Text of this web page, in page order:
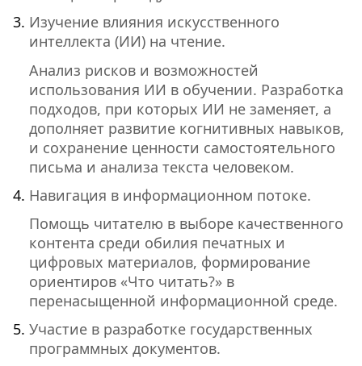
Изучение влияния искусственного
интеллекта (ИИ) на чтение.
Анализ рисков и возможностей
использования ИИ в обучении. Разработка
подходов, при которых ИИ не заменяет, а
дополняет развитие когнитивных навыков,
и сохранение ценности самостоятельного
письма и анализа текста человеком.
Навигация в информационном потоке.
Помощь читателю в выборе качественного
контента среди обилия печатных и
цифровых материалов, формирование
ориентиров «Что читать?» в
перенасыщенной информационной среде.
Участие в разработке государственных
программных документов.